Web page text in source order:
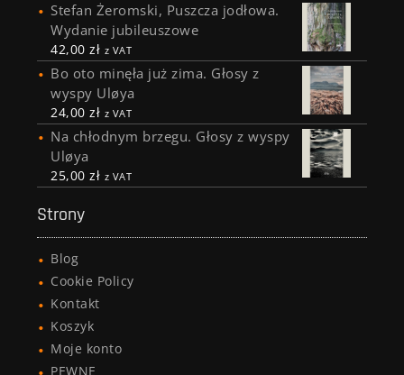
Stefan Żeromski, Puszcza jodłowa.
Wydanie jubileuszowe
42,00zł z VAT
Bo oto minęła już zima. Głosy z
wyspy Uløya
24,00zł z VAT
Na chłodnym brzegu. Głosy z wyspy
Uløya
25,00zł z VAT
Strony
Blog
Cookie Policy
Kontakt
Koszyk
Moje konto
PEWNE